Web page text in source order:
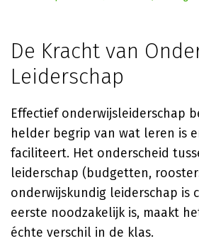
De Kracht van
Leiderschap
Effectief onderwijsleiderschap
helder begrip van wat leren is
faciliteert. Het onderscheid
leiderschap (budgetten,
onderwijskundig leiderschap is
eerste noodzakelijk is, maakt
échte verschil in de klas.